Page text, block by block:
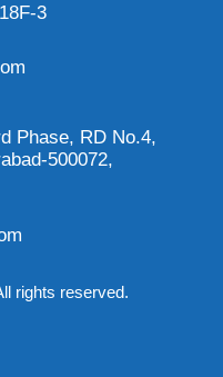
3
Phase, RD No.4,
500072,
rights reserved.